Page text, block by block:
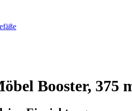
Booster, 375